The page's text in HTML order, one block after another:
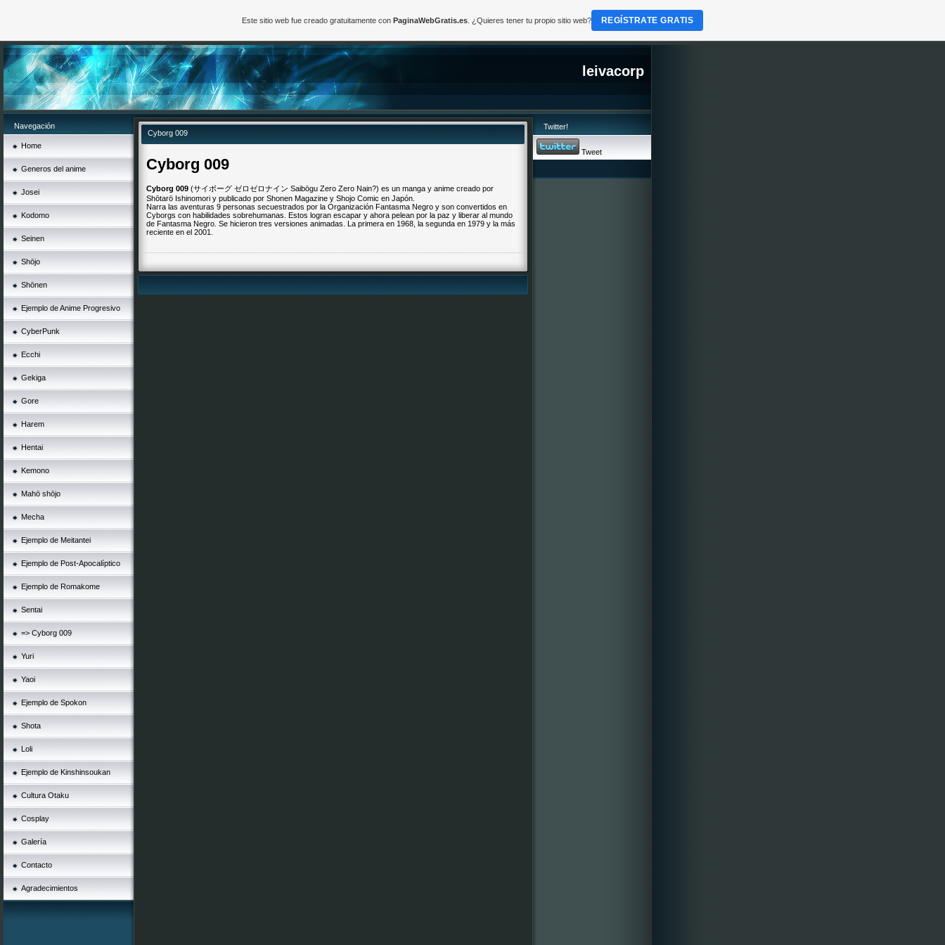
leivacorp
Navegación
Home
Generos del anime
Josei
Kodomo
Seinen
Shōjo
Shōnen
Ejemplo de Anime Progresivo
CyberPunk
Ecchi
Gekiga
Gore
Harem
Hentai
Kemono
Mahō shōjo
Mecha
Ejemplo de Meitantei
Ejemplo de Post-Apocalíptico
Ejemplo de Romakome
Sentai
=> Cyborg 009
Yuri
Yaoi
Ejemplo de Spokon
Shota
Loli
Ejemplo de Kinshinsoukan
Cultura Otaku
Cosplay
Galería
Contacto
Agradecimientos
Cyborg 009
Cyborg 009
Cyborg 009 (サイボーグ ゼロゼロナイン Saibōgu Zero Zero Nain?) es un manga y anime creado por
Shōtarō Ishinomori y publicado por Shonen Magazine y Shojo Comic en Japón.
Narra las aventuras 9 personas secuestrados por la Organización Fantasma Negro y son convertidos en
Cyborgs con habilidades sobrehumanas. Estos logran escapar y ahora pelean por la paz y liberar al mundo
de Fantasma Negro. Se hicieron tres versiones animadas. La primera en 1968, la segunda en 1979 y la más
reciente en el 2001.
Twitter!
Tweet
Este sitio web fue creado gratuitamente con PaginaWebGratis.es. ¿Quieres tener tu propio sitio web? REGÍSTRATE GRATIS